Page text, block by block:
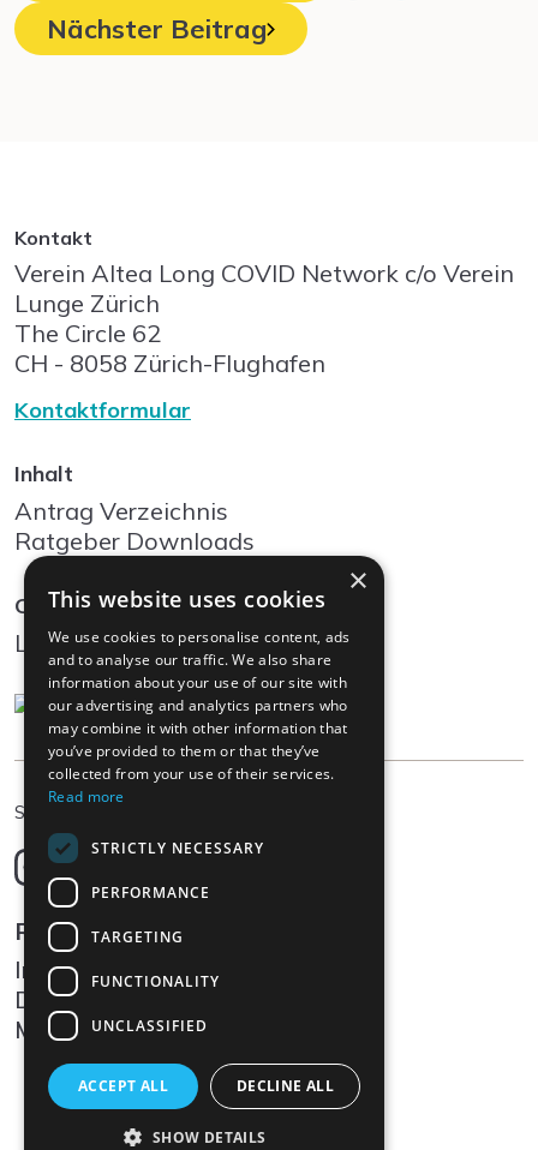
Nächster Beitrag
Kontakt
Verein Altea Long COVID Network c/o Verein
Lunge Zürich
The Circle 62
CH - 8058 Zürich-Flughafen
Kontaktformular
Inhalt
Antrag Verzeichnis
Ratgeber Downloads
Community
Log In
Sprache wählen
Deutsch
English
Français
Italiano
Rechtliches
Impressum
Datenschutz
Medien
×
This website uses cookies
We use cookies to personalise content, ads
and to analyse our traffic. We also share
information about your use of our site with
our advertising and analytics partners who
may combine it with other information that
you’ve provided to them or that they’ve
collected from your use of their services.
Read more
STRICTLY NECESSARY
PERFORMANCE
TARGETING
FUNCTIONALITY
UNCLASSIFIED
ACCEPT ALL DECLINE ALL
SHOW DETAILS